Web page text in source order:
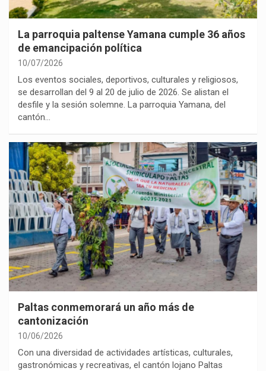
La parroquia paltense Yamana cumple 36 años
de emancipación política
10/07/2026
Los eventos sociales, deportivos, culturales y religiosos,
se desarrollan del 9 al 20 de julio de 2026. Se alistan el
desfile y la sesión solemne. La parroquia Yamana, del
cantón…
Paltas conmemorará un año más de
cantonización
10/06/2026
Con una diversidad de actividades artísticas, culturales,
gastronómicas y recreativas, el cantón lojano Paltas